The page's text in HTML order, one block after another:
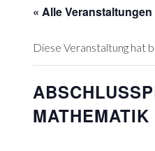
« Alle Veranstaltungen
Diese Veranstaltung hat
MATHEMATIK